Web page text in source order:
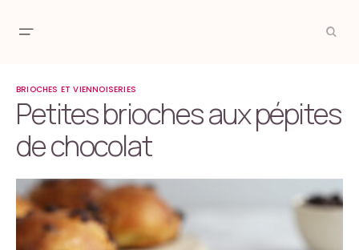
BRIOCHES ET VIENNOISERIES
Petites brioches aux pépites
de chocolat